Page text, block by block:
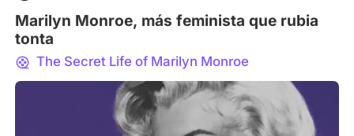
Marilyn Monroe, más feminista que rubia
tonta
The Secret Life of Marilyn Monroe